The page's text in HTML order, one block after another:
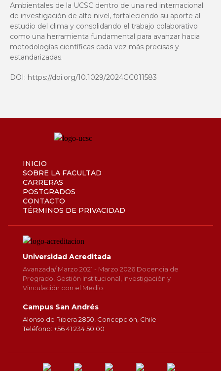
Ambientales de la UCSC dentro de una red internacional
de investigación de alto nivel, fortaleciendo su aporte al
estudio del clima y consolidando el trabajo colaborativo
como una herramienta fundamental para avanzar hacia
metodologías científicas cada vez más precisas y
estandarizadas.
DOI: https://doi.org/10.1029/2024GC011583
INICIO
SOBRE LA FACULTAD
CARRERAS
POSTGRADOS
CONTACTO
TÉRMINOS DE PRIVACIDAD
Universidad Acreditada
Avanzada/ Marzo 2021 - Marzo 2026 Docencia de
Pregrado, Gestión Institucional, Investigación y
Vinculación con el Medio.
Campus San Andrés
Alonso de Ribera 2850, Concepción, Chile
Teléfono: +56 41 234 50 00